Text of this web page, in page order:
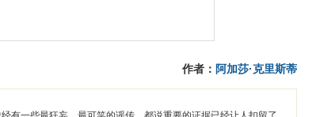
作者： 阿加莎·克里斯蒂